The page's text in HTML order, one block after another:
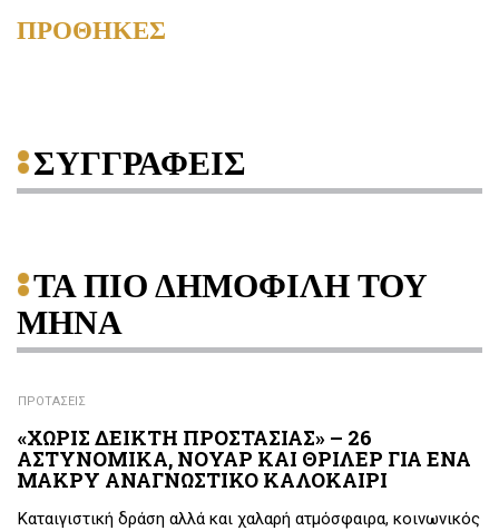
ΠΡΟΘΗΚΕΣ
ΣΥΓΓΡΑΦΕΙΣ
ΤΑ ΠΙΟ ΔΗΜΟΦΙΛΗ ΤΟΥ
ΜΗΝΑ
ΠΡΟΤΑΣΕΙΣ
«ΧΩΡΙΣ ΔΕΙΚΤΗ ΠΡΟΣΤΑΣΙΑΣ» – 26
ΑΣΤΥΝΟΜΙΚΑ, ΝΟΥΑΡ ΚΑΙ ΘΡΙΛΕΡ ΓΙΑ ΕΝΑ
ΜΑΚΡΥ ΑΝΑΓΝΩΣΤΙΚΟ ΚΑΛΟΚΑΙΡΙ
Καταιγιστική δράση αλλά και χαλαρή ατμόσφαιρα, κοινωνικός